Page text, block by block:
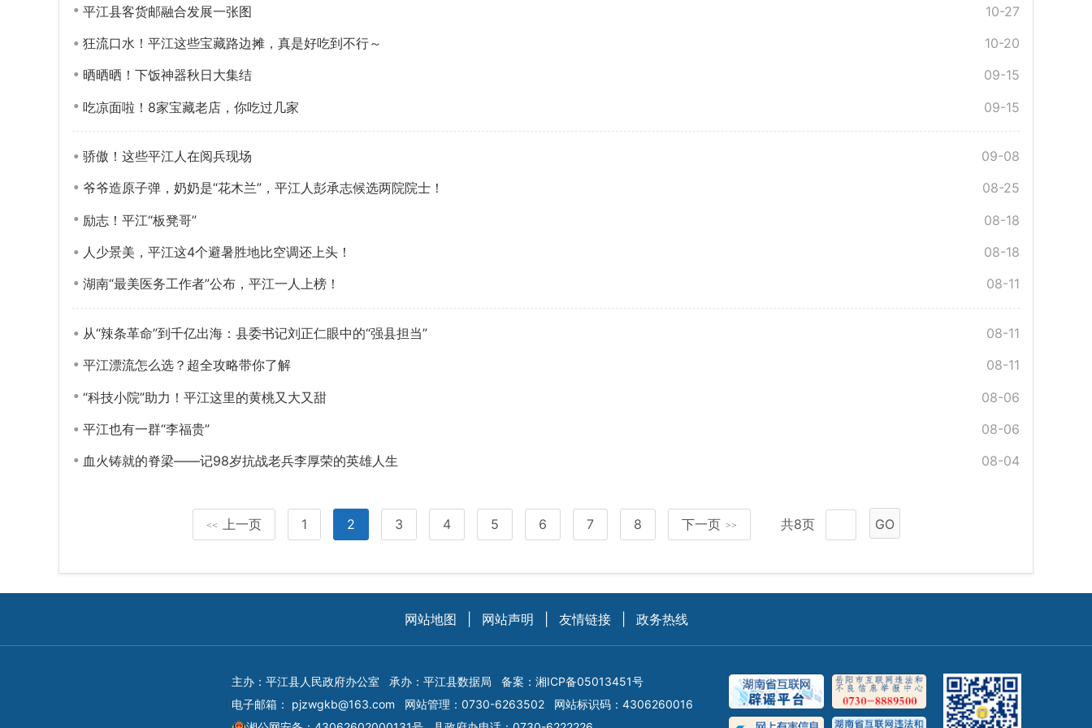
10-27
平江县客货邮融合发展一张图
10-20
狂流口水！平江这些宝藏路边摊，真是好吃到不行～
09-15
晒晒晒！下饭神器秋日大集结
09-15
吃凉面啦！8家宝藏老店，你吃过几家
09-08
骄傲！这些平江人在阅兵现场
08-25
爷爷造原子弹，奶奶是“花木兰”，平江人彭承志候选两院院士！
08-18
励志！平江“板凳哥”
08-18
人少景美，平江这4个避暑胜地比空调还上头！
08-11
湖南“最美医务工作者”公布，平江一人上榜！
08-11
从“辣条革命”到千亿出海：县委书记刘正仁眼中的“强县担当”
08-11
平江漂流怎么选？超全攻略带你了解
08-06
“科技小院”助力！平江这里的黄桃又大又甜
08-06
平江也有一群“李福贵”
08-04
血火铸就的脊梁——记98岁抗战老兵李厚荣的英雄人生
<< 上一页 1 2 3 4 5 6 7 8 下一页 >> 共8页 GO
网站地图 网站声明 友情链接 政务热线
主办：平江县人民政府办公室 承办：平江县数据局 备案： 湘ICP备05013451号
电子邮箱： pjzwgkb@163.com 网站管理：0730-6263502
网站标识码：4306260016